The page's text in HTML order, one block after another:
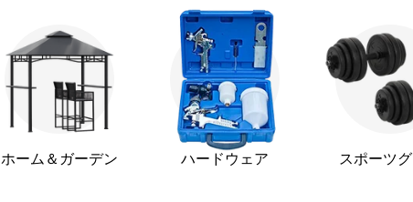
ホーム＆ガーデン ハードウェア スポーツ